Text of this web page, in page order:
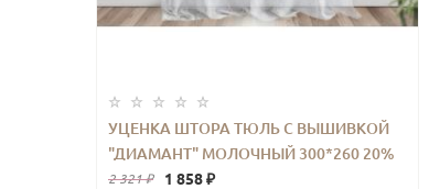
УЦЕНКА ШТОРА ТЮЛЬ С ВЫШИВКОЙ
"ДИАМАНТ" МОЛОЧНЫЙ 300*260 20%
2 321 ₽ 1 858 ₽